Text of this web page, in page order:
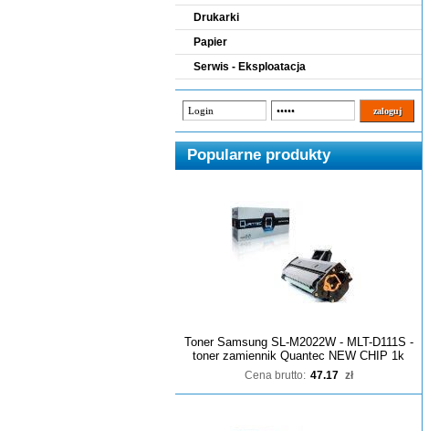
Drukarki
Papier
Serwis - Eksploatacja
Popularne produkty
Toner Samsung SL-M2022W - MLT-D111S -
toner zamiennik Quantec NEW CHIP 1k
Cena brutto: 47.17 zł